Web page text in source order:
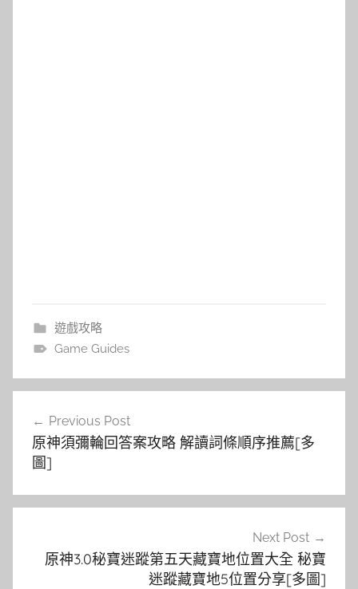
遊戲攻略
Game Guides
覽
Previous Post
原神須彌輪回答案攻略 解讀詞條順序推薦[多
圖]
Next Post
原神3.0秘寶迷蹤第五天藏寶地位置大全 秘寶
迷蹤藏寶地5位置分享[多圖]